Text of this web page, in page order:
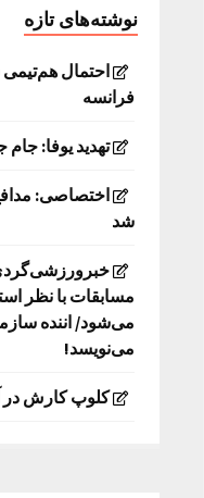
نوشته‌های تازه
احتمال
فرانسه
تهدید یوفا:
اختصاصی:
شد
مسابقات با نظر
می‌شود/ اننده
می‌نویسد!
کلوپ کارش در